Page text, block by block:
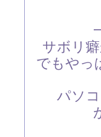
サボリ
でもやっ
パソ